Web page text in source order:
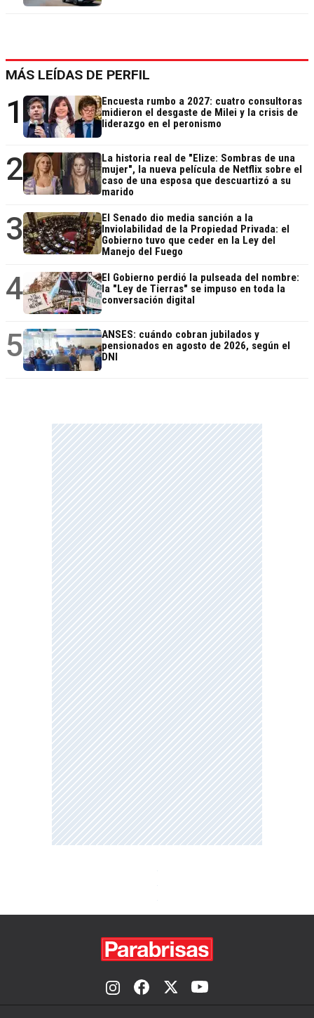
MÁS LEÍDAS DE PERFIL
1
Encuesta rumbo a 2027: cuatro consultoras
midieron el desgaste de Milei y la crisis de
liderazgo en el peronismo
2
La historia real de "Elize: Sombras de una
mujer", la nueva película de Netflix sobre el
caso de una esposa que descuartizó a su
marido
3
El Senado dio media sanción a la
Inviolabilidad de la Propiedad Privada: el
Gobierno tuvo que ceder en la Ley del
Manejo del Fuego
4
El Gobierno perdió la pulseada del nombre:
la "Ley de Tierras" se impuso en toda la
conversación digital
5
ANSES: cuándo cobran jubilados y
pensionados en agosto de 2026, según el
DNI